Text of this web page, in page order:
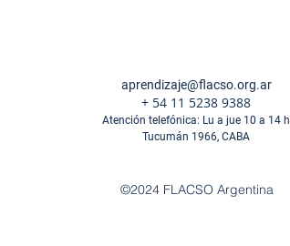
aprendizaje@flacso.org.ar
+ 54 11 5238 9388
​Atención telefónica: Lu a jue 10 a 14 h
Tucumán 1966, CABA
©2024 FLACSO Argentina